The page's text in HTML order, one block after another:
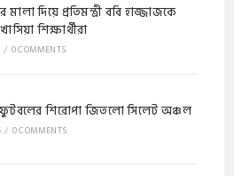
মালা দিয়ে প্রতিমন্ত্রী ববি হাজ্জাজকে
শিক্ষার্থীরা
/ 0 COMMENTS
শিরোপা জিতলো সিলেট অঞ্চল
/ 0 COMMENTS